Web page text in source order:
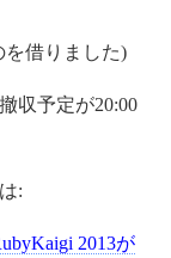
を借りました)
収予定が20:00
:
2013が